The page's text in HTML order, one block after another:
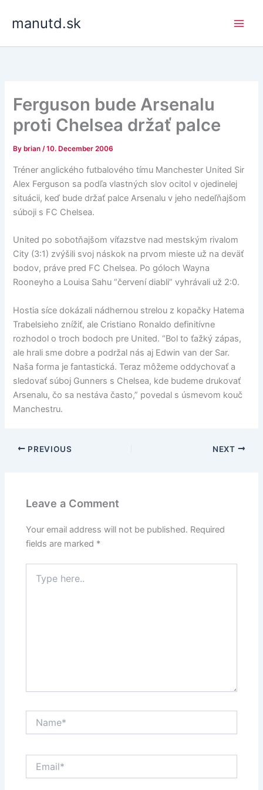
manutd.sk
Ferguson bude Arsenalu
proti Chelsea držať palce
By brian/10. December 2006
Tréner anglického futbalového tímu Manchester United Sir
Alex Ferguson sa podľa vlastných slov ocitol v ojedinelej
situácii, keď bude držať palce Arsenalu v jeho nedeľňajšom
súboji s FC Chelsea.
United po sobotňajšom víťazstve nad mestským rivalom
City (3:1) zvýšili svoj náskok na prvom mieste už na deväť
bodov, práve pred FC Chelsea. Po góloch Wayna
Rooneyho a Louisa Sahu “červení diabli” vyhrávali už 2:0.
Hostia síce dokázali nádhernou strelou z kopačky Hatema
Trabelsieho znížiť, ale Cristiano Ronaldo definitívne
rozhodol o troch bodoch pre United. “Bol to ťažký zápas,
ale hrali sme dobre a podržal nás aj Edwin van der Sar.
Naša forma je fantastická. Teraz môžeme oddychovať a
sledovať súboj Gunners s Chelsea, kde budeme drukovať
Arsenalu, čo sa nestáva často,” povedal s úsmevom kouč
Manchestru.
PREVIOUS NEXT
Leave a Comment
Your email address will not be published. Required
fields are marked *
here..